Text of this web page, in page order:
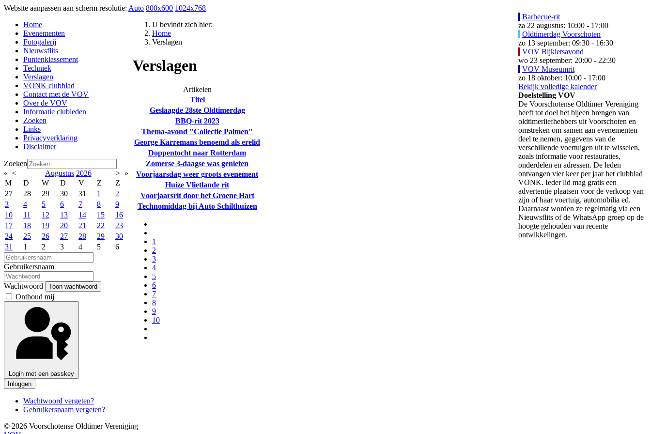
Website aanpassen aan scherm resolutie: Auto 800x600 1024x768
Home
Evenementen
Fotogalerij
Nieuwsflits
Puntenklassement
Techniek
Verslagen
VONK clubblad
Contact met de VOV
Over de VOV
Informatie clubleden
Zoeken
Links
Privacyverklaring
Disclaimer
Zoeken
« < Augustus 2026 > »
M
D W D V Z
Z
27
28 29 30 31 1
2
3
4 5 6 7 8
9
10
11 12 13 14 15
16
17
18 19 20 21 22
23
24
25 26 27 28 29
30
31
1 2 3 4 5 6
Gebruikersnaam
Wachtwoord Toon wachtwoord
Onthoud mij
Login met een passkey
Inloggen
Wachtwoord vergeten?
Gebruikersnaam vergeten?
U bevindt zich hier:
Home
Verslagen
Verslagen
Artikelen
Titel
Geslaagde 28ste Oldtimerdag
BBQ-rit 2023
Thema-avond "Collectie Palmen"
George Karremans benoemd als erelid
Doppentocht naar Rotterdam
Zomerse 3-daagse was genieten
Voorjaarsdag weer groots evenement
Huize Vlietlande rit
Voorjaarsrit door het Groene Hart
Technomiddag bij Auto Schilthuizen
1
2
3
4
5
6
7
8
9
10
Barbecue-rit
za 22 augustus: 10:00 - 17:00
Oldtimerdag Voorschoten
zo 13 september: 09:30 - 16:30
VOV Bijkletsavond
wo 23 september: 20:00 - 22:30
VOV Museumrit
zo 18 oktober: 10:00 - 17:00
Bekijk volledige kalender
Doelstelling VOV
De Voorschotense Oldtimer Vereniging
heeft tot doel het bijeen brengen van
oldtimerliefhebbers uit Voorschoten en
omstreken om samen aan evenementen
deel te nemen, gegevens van de
verschillende voertuigen uit te wisselen,
zoals informatie voor restauraties,
onderdelen en adressen. De leden
ontvangen vier keer per jaar het clubblad
VONK. Ieder lid mag gratis een
advertentie plaatsen voor de verkoop van
zijn of haar voertuig, automobilia ed.
Daarnaast worden ze regelmatig via een
Nieuwsflits of de WhatsApp groep op de
hoogte gehouden van recente
ontwikkelingen.
© 2026 Voorschotense Oldtimer Vereniging